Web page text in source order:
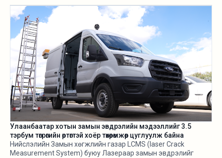
салбарын сайд нарт үүрэг болголоо.
Улаанбаатар хотын замын эвдрэлийн мэдээллийг 3.5
тэрбум төгрөгийн өртөгтэй хоёр төхөөрөмжөөр цуглуулж байна
Нийслэлийн Замын хөгжлийн газар LCMS (laser Crack
Measurement System) буюу Лазераар замын эвдрэлийг